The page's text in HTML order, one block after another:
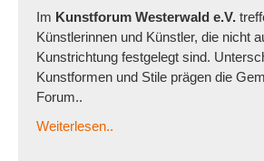
Im Kunstforum Westerwald e.V.
Künstlerinnen und Künstler, die nicht
Kunstrichtung festgelegt sind.
Kunstformen und Stile prägen die
Forum..
Weiterlesen..